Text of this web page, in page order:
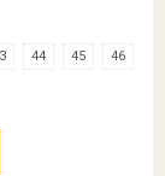
44 45 46